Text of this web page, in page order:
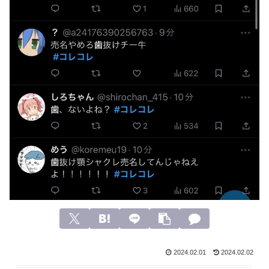
2024.02.01 2024.02.02